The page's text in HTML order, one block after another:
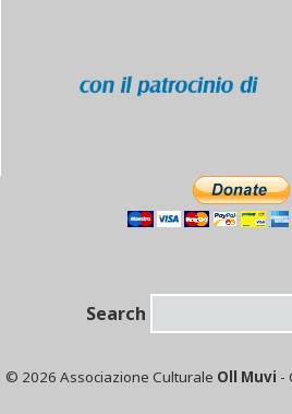
Search
© 2026 Associazione Culturale Oll Muvi -